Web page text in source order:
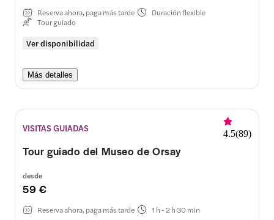
Ver disponibilidad
Reserva ahora, paga más tarde
Duración flexible
Tour guiado
Más detalles
VISITAS GUIADAS 4.5(89)
Tour guiado del Museo de Orsay
desde
59 €
Reserva ahora, paga más tarde 1 h - 2 h 30 min